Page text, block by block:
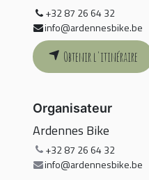
+32 87 26 64 32
info@ardennesbike.be
Obtenir l'itinéraire
Organisateur
Ardennes Bike
+32 87 26 64 32
info@ardennesbike.be